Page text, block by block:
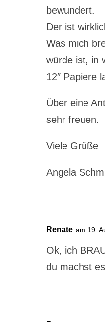
bewundert.
Der ist
Was mich
würde ist, in
12″ Papiere
Über eine
sehr freuen.
Viele Grüße
Angela
Renate am 19.
Ok, ich
du machst